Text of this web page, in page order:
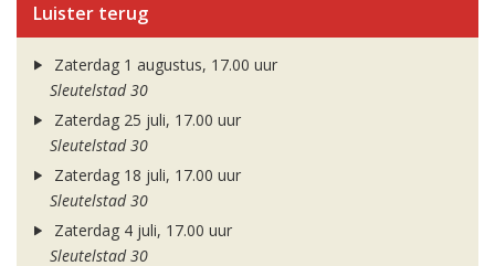
Luister terug
Zaterdag 1 augustus, 17.00 uur
Sleutelstad 30
Zaterdag 25 juli, 17.00 uur
Sleutelstad 30
Zaterdag 18 juli, 17.00 uur
Sleutelstad 30
Zaterdag 4 juli, 17.00 uur
Sleutelstad 30